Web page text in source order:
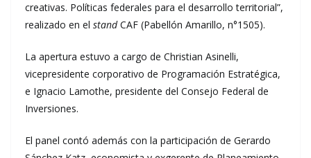
creativas. Políticas federales para el desarrollo territorial”,
realizado en el standCAF (Pabellón Amarillo, n°1505).
La apertura estuvo a cargo de Christian Asinelli,
vicepresidente corporativo de Programación Estratégica,
e Ignacio Lamothe, presidente del Consejo Federal de
Inversiones.
El panel contó además con la participación de Gerardo